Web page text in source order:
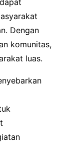
Dengan
komunitas,
luas.